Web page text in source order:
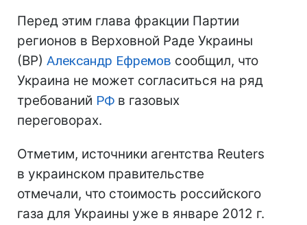
Перед этим глава фракции Партии
регионов в Верховной Раде Украины
(ВР) Александр Ефремов сообщил, что
Украина не может согласиться на ряд
требований РФ в газовых
переговорах.
Отметим, источники агентства Reuters
в украинском правительстве
отмечали, что стоимость российского
газа для Украины уже в январе 2012 г.